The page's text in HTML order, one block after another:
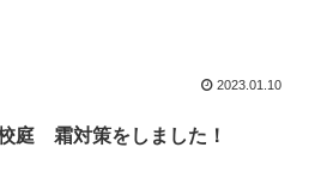
2023.01.10
庭 霜対策をしました！